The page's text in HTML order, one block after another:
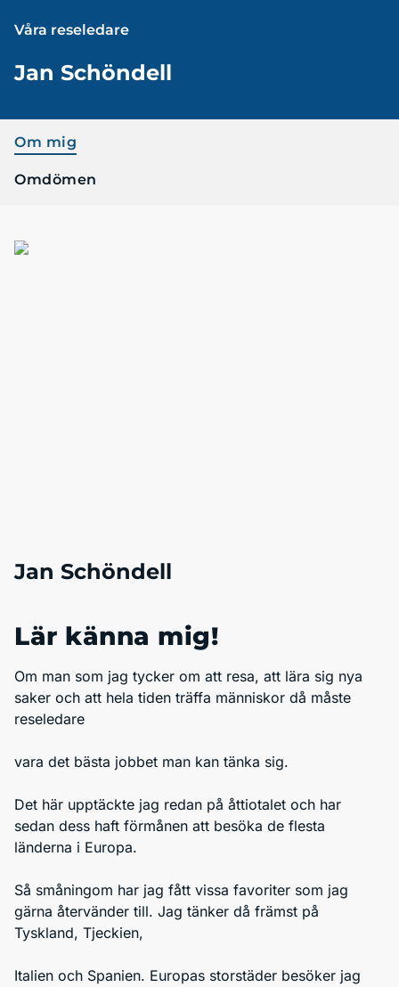
Våra reseledare
Jan Schöndell
Om mig
Omdömen
Jan Schöndell
Lär känna mig!
Om man som jag tycker om att resa, att lära sig nya
saker och att hela tiden träffa människor då måste
reseledare
vara det bästa jobbet man kan tänka sig.
Det här upptäckte jag redan på åttiotalet och har
sedan dess haft förmånen att besöka de flesta
länderna i Europa.
Så småningom har jag fått vissa favoriter som jag
gärna återvänder till. Jag tänker då främst på
Tyskland, Tjeckien,
Italien och Spanien. Europas storstäder besöker jag